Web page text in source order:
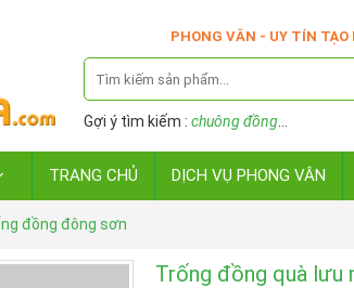
PHONG VÂN - UY TÍN
Gợi ý tìm kiếm : chuông đồng
TRANG CHỦ DỊCH VỤ PHONG VÂN
đồng đông sơn
Trống đồng quà lưu